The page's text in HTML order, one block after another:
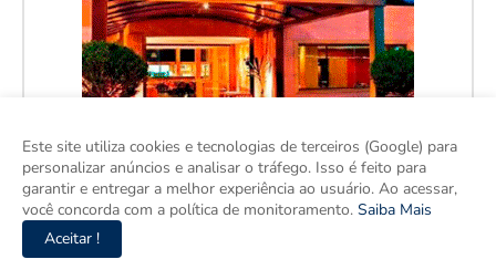
Este site utiliza cookies e tecnologias de terceiros (Google) para
personalizar anúncios e analisar o tráfego. Isso é feito para
garantir e entregar a melhor experiência ao usuário. Ao acessar,
você concorda com a política de monitoramento. Saiba Mais
Aceitar !